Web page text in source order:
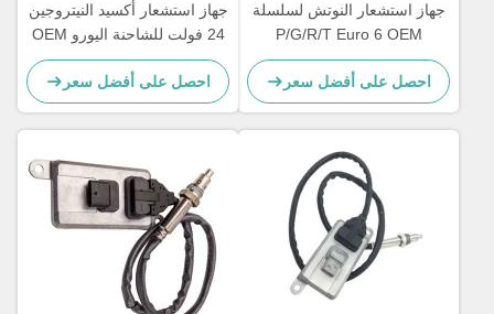
جهاز استشعار النوتش لسلسلة
P/G/R/T Euro 6 OEM
5WK97401 2294291
2064769
احصل على أفضل سعر
جهاز استشعار أكسيد النيتروجين
24 فولت للشاحنة اليورو OEM
2294290 5WK97400
احصل على أفضل سعر